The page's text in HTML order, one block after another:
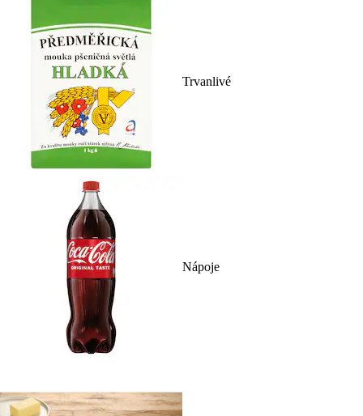
Trvanlivé
Nápoje